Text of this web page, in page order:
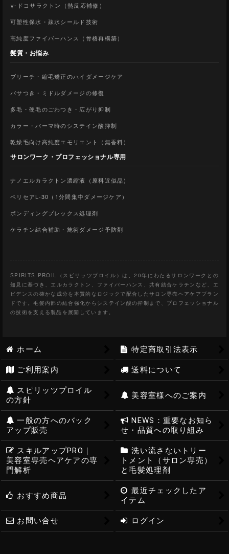
γ-ドコサラクトン（熱反応補修）
可塑性保水・疎水シールド技術
高純度ファイバーハンス（骨格再構築）
髪質・お悩み
ブリーチ・縮毛矯正のハイダメージケア
パサつき・ミドルダメージの修復
多毛・硬毛のごわつき・広がり抑制
カラー・パーマ時のシステイン酸抑制
乾燥毛向け高純度エモリエント（無香料）
サロンワーク・プロフェッショナル専用
ナノエルカラクトン濃縮液（原料近似品）
ペリセアL-30（1分間集中ダメージケア）
ボンディングプレックス処理剤
ケラチン結合補助・施術ダメージ予防剤
SPIRITS PROIL（スピリッツプロイル）は、20年にわたるサロンワークとの
知見に基づき、エルカラクトン、ファイバーハンス、共有結合ケラチンなど、エ
ビデンスの確かな成分を本質的なロジックで配合したサロン専売ヘアケアブラン
ドです。毛髪内部の結合強化からシステイン酸の抑制まで、プロフェッショナル
の技術を支える製品を展開しています。
ホーム 特定商取引法表示
ご利用案内 送料について
スピリッツプロイル
の方針
美容室様へのご案内
一般の方へのバック
アップ販売
NEWS：重要なお知ら
せ・品質への取り組み
スキルアップPRO｜
美容室専売ヘアケアの専
門解析
洗い流さないトリー
トメント（サロン専売）
と毛髪処理剤
おすすめ商品
最近チェックしたア
イテム
お問い合せ ログイン